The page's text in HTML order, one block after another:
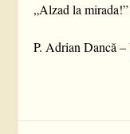
„Alzad la
P. Adrian Dancă –